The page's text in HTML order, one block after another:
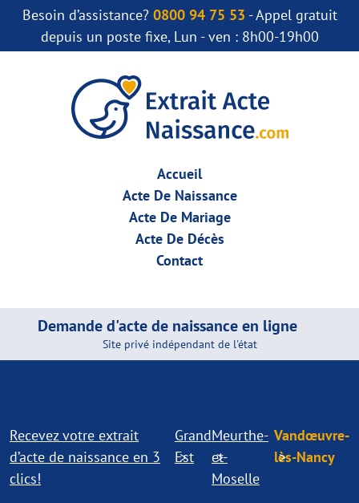
Besoin d’assistance? 0800 94 75 53 - Appel gratuit
depuis un poste fixe, Lun - ven : 8h00-19h00
Accueil
Acte De Naissance
Acte De Mariage
Acte De Décès
Contact
Demande d'acte de naissance en ligne
Site privé indépendant de l'état
Recevez votre extrait
d’acte de naissance en 3
clics!
Grand
Est
Meurthe-
et-
Moselle
Vandœuvre-
lès-Nancy